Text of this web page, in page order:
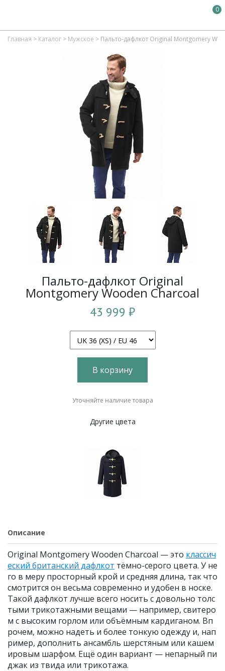
0
Главная > Каталог > Мужское > Пальто-дафлкот Original Montgomery
Пальто-дафлкот Original
Montgomery Wooden Charcoal
43 999 ₽
В корзину
Уточняйте наличие товара
Другие цвета
Описание
Original Montgomery Wooden Charcoal — это классич
еский британский дафлкот тёмно-серого цвета. У не
го в меру просторный крой и средняя длина, так что
смотрится он весьма современно и удобен в носке.
Такой дафлкот лучше всего носить с довольно толс
тыми трикотажными вещами — например, свитеро
м с высоким горлом или объёмным кардиганом. Вп
рочем, можно надеть и более тонкую одежду и, нап
ример, дополнить ансамбль шерстяным или кашем
ировым шарфом. Ещё один вариант — непарный пи
джак из твида или трикотажа.